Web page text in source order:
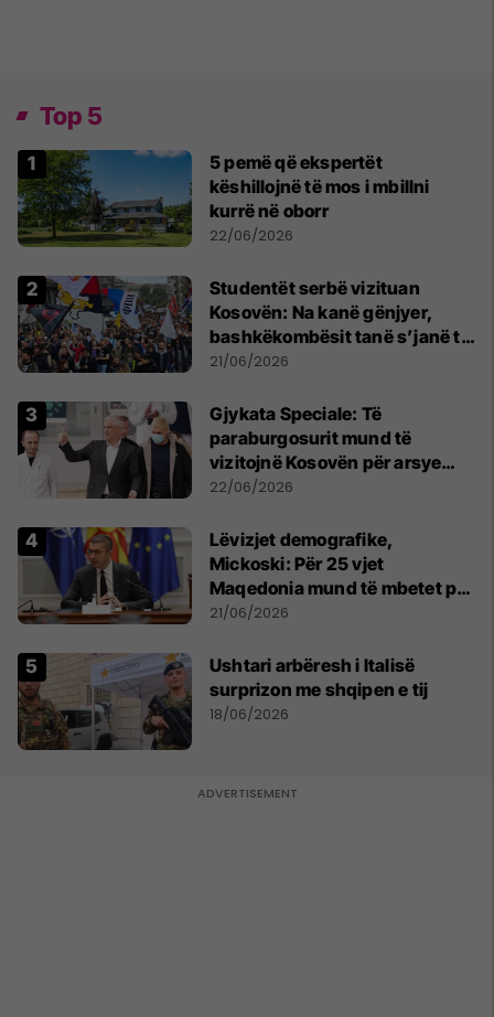
Top 5
5 pemë që ekspertët
këshillojnë të mos i mbillni
kurrë në oborr
22/06/2026
Studentët serbë vizituan
Kosovën: Na kanë gënjyer,
bashkëkombësit tanë s’janë të
shtypur
21/06/2026
​Gjykata Speciale: Të
paraburgosurit mund të
vizitojnë Kosovën për arsye
humanitare
22/06/2026
Lëvizjet demografike,
Mickoski: Për 25 vjet
Maqedonia mund të mbetet pa
150 mijë deri në 250 mijë
21/06/2026
Ushtari arbëresh i Italisë
surprizon me shqipen e tij
18/06/2026